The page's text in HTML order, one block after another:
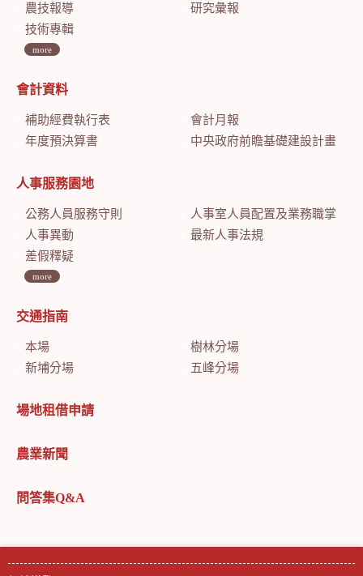
農技報導
研究彙報
技術專輯
more
會計資料
補助經費執行表
會計月報
年度預決算書
中央政府前瞻基礎建設計畫特別預算會計月報
人事服務園地
公務人員服務守則
人事室人員配置及業務職掌
人事異動
最新人事法規
差假釋疑
more
交通指南
本場
樹林分場
新埔分場
五峰分場
場地租借申請
農業新聞
問答集Q&A